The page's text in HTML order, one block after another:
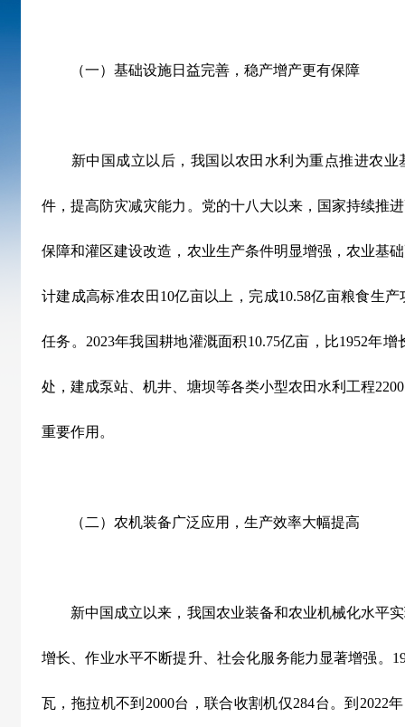
（一）基础设施日益完善，稳产增产更有保障
新中国成立以后，我国以农田水利为重点推进农业
件，提高防灾减灾能力。党的十八大以来，国家持续推
保障和灌区建设改造，农业生产条件明显增强，农业基
计建成高标准农田 10亿亩以上，完成10.58亿亩粮食生产
任务。 2023年我国耕地灌溉面积10.75亿亩，比1952年增
处，建成泵站、机井、塘坝等各类小型农田水利工程2200
重要作用。
（二）农机装备广泛应用，生产效率大幅提高
新中国成立以来，我国农业装备和农业机械化水平实
增长、作业水平不断提升、社会化服务能力显著增强。
瓦，拖拉机不到 2000台，联合收割机仅284台。到 2022